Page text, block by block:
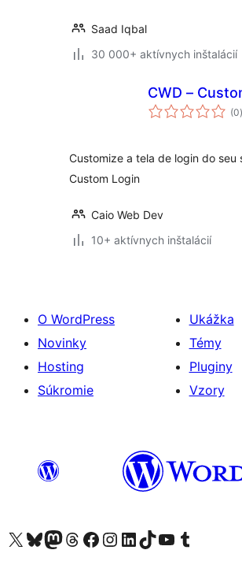
Saad Iqbal
30 000+ aktívnych inštalácií
CWD –
(0)
Customize a tela de login do seu
Custom Login
Caio Web Dev
10+ aktívnych inštalácií
O WordPress
Novinky
Hosting
Súkromie
Ukážka
Témy
Pluginy
Vzory
Navštívte náš účet na X (predtým Twitter)
Navštívte náš účet na platforme Bluesky
Navštívte náš účet na Mastodone
Navštívte náš účet na platforme Threads
Navštívte našu stránku na Facebooku
Navštívte náš účet Instagram
Navštívte náš účet LinkedIn
Navštívte náš účet na platforme TikTok
Navštívte náš kanál YouTube
Navštívte náš účet na platforme Tumblr